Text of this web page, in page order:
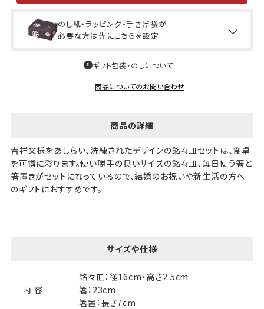
のし紙・ラッピング・手さげ袋が
必要な方は先にこちらを設定
ギフト包装・のしについて
商品についてのお問い合わせ
商品の詳細
吉祥文様をあしらい、洗練されたデザインの銘々皿セットは、食卓
を可憐に彩ります。使い勝手の良いサイズの銘々皿、毎日使う箸と
箸置きがセットになっているので、結婚のお祝いや新生活の方へ
のギフトにおすすめです。
サイズや仕様
内 容
銘々皿：径16cm・高さ2.5cm
箸：23cm
箸置：長さ7cm